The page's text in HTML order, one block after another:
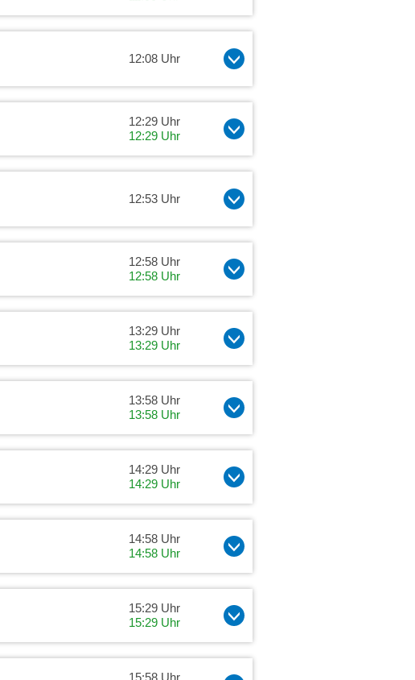
12:08 Uhr
12:29 Uhr
12:29 Uhr
12:53 Uhr
12:58 Uhr
12:58 Uhr
13:29 Uhr
13:29 Uhr
13:58 Uhr
13:58 Uhr
14:29 Uhr
14:29 Uhr
14:58 Uhr
14:58 Uhr
15:29 Uhr
15:29 Uhr
15:58 Uhr